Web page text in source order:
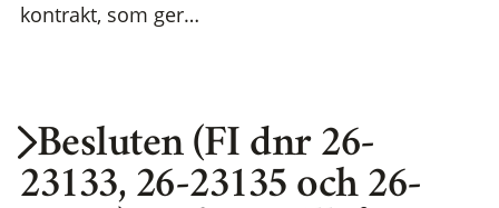
kontrakt, som ger…
Besluten (FI dnr 26-
23133, 26-23135 och 26-